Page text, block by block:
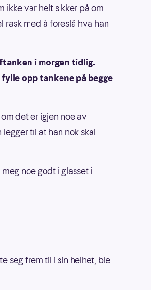
ikke var helt sikker på om
rask med å foreslå hva han
i morgen tidlig.
opp tankene på begge
det er igjen noe av
til at han nok skal
noe godt i glasset i
seg frem til i sin helhet, ble